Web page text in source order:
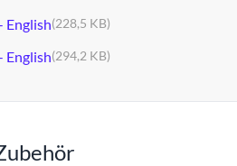
English(228,5 KB)
English(294,2 KB)